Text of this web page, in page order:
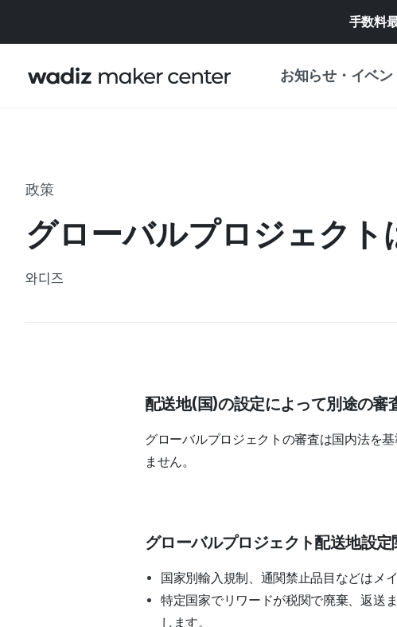
手数料
お知らせ・イベン
企画展カレンダー
政策
グローバルプロジェクト
와디즈
配送地(国)の設定によって別途の審
グローバルプロジェクトの審査は国内法を
ません。
グローバルプロジェクト配送地設
国家別輸入規制、通関禁止品目などはメ
特定国家でリワードが税関で廃棄、返送
します。